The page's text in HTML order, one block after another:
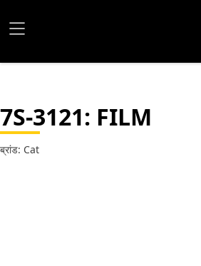
7S-3121: FILM
ब्रांड: Cat